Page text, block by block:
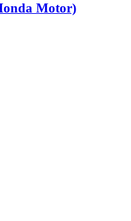
Motor)